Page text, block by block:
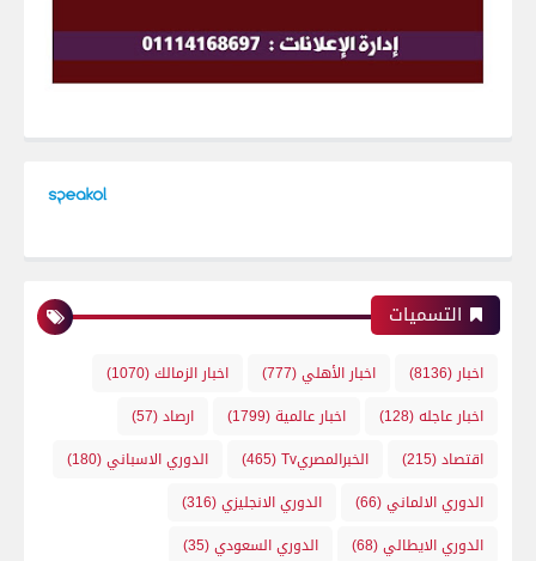
التسميات
اخبار(8136) اخبار الأهلي(777) اخبار الزمالك(1070)
اخبار عاجله(128) اخبار عالمية(1799) ارصاد(57)
اقتصاد(215) الخبرالمصريTv (465) الدوري الاسباني(180)
الدوري الالماني(66) الدوري الانجليزي(316)
الدوري الايطالي(68) الدوري السعودي(35)